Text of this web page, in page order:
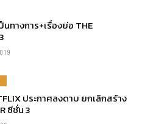
ทางการ+เรื่องย่อ THE
ประกาศลงดาบ ยกเลิกสร้าง
ซีซั่น 3